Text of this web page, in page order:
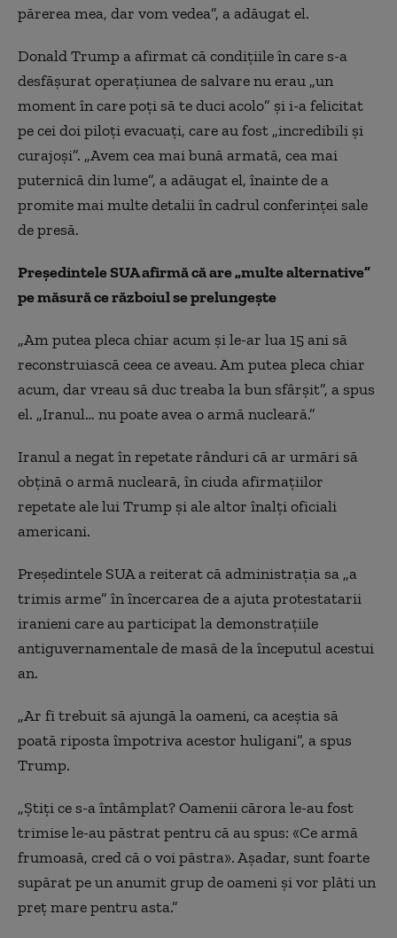
părerea mea, dar vom vedea”, a adăugat el.
Donald Trump a afirmat că condițiile în care s-a
desfășurat operațiunea de salvare nu erau „un
moment în care poți să te duci acolo” și i-a felicitat
pe cei doi piloți evacuați, care au fost „incredibili și
curajoși”. „Avem cea mai bună armată, cea mai
puternică din lume”, a adăugat el, înainte de a
promite mai multe detalii în cadrul conferinței sale
de presă.
Președintele SUA afirmă că are „multe alternative”
pe măsură ce războiul se prelungește
„Am putea pleca chiar acum și le-ar lua 15 ani să
reconstruiască ceea ce aveau. Am putea pleca chiar
acum, dar vreau să duc treaba la bun sfârșit”, a spus
el. „Iranul… nu poate avea o armă nucleară.”
Iranul a negat în repetate rânduri că ar urmări să
obțină o armă nucleară, în ciuda afirmațiilor
repetate ale lui Trump și ale altor înalți oficiali
americani.
Președintele SUA a reiterat că administrația sa „a
trimis arme” în încercarea de a ajuta protestatarii
iranieni care au participat la demonstrațiile
antiguvernamentale de masă de la începutul acestui
an.
„Ar fi trebuit să ajungă la oameni, ca aceștia să
poată riposta împotriva acestor huligani”, a spus
Trump.
„Știți ce s-a întâmplat? Oamenii cărora le-au fost
trimise le-au păstrat pentru că au spus: «Ce armă
frumoasă, cred că o voi păstra». Așadar, sunt foarte
supărat pe un anumit grup de oameni și vor plăti un
preț mare pentru asta.”